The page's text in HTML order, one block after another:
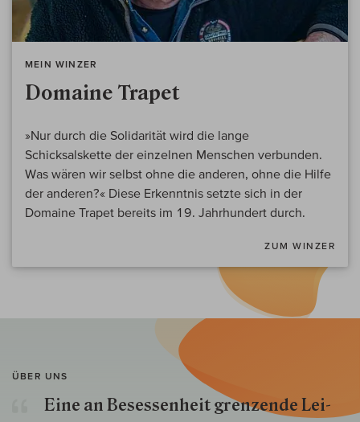
MEIN WINZER
Domaine Trapet
»Nur durch die Solidarität wird die lange
Schicksalskette der einzelnen Menschen verbunden.
Was wären wir selbst ohne die anderen, ohne die Hilfe
der anderen?« Diese Erkenntnis setzte sich in der
Domaine Trapet bereits im 19. Jahrhundert durch.
ZUM WINZER
ÜBER UNS
Eine an Besessenheit gren­zende Lei­